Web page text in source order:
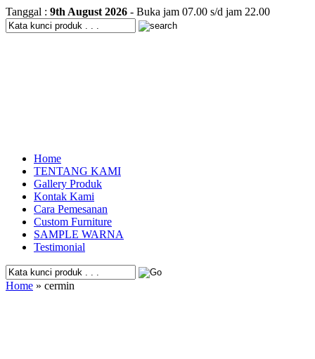
Tanggal : 9th August 2026 - Buka jam 07.00 s/d jam 22.00
Home
TENTANG KAMI
Gallery Produk
Kontak Kami
Cara Pemesanan
Custom Furniture
SAMPLE WARNA
Testimonial
Home » cermin